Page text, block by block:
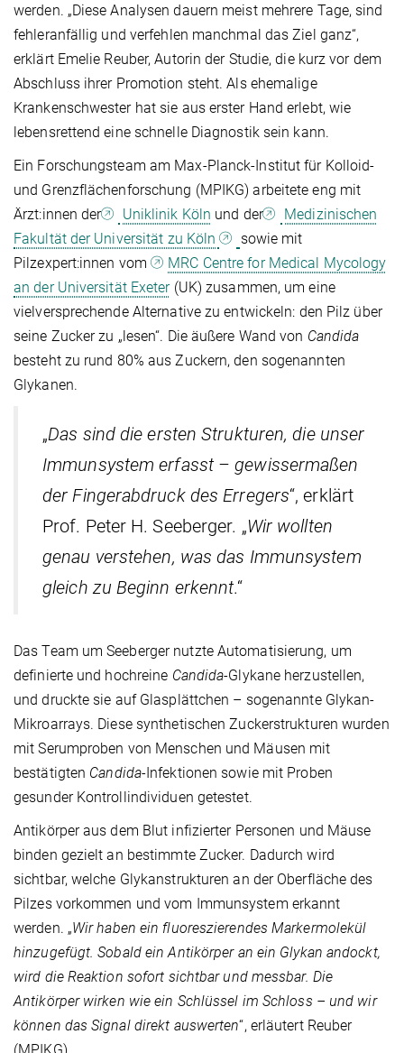
werden. „Diese Analysen dauern meist mehrere Tage, sind
fehleranfällig und verfehlen manchmal das Ziel ganz“,
erklärt Emelie Reuber, Autorin der Studie, die kurz vor dem
Abschluss ihrer Promotion steht. Als ehemalige
Krankenschwester hat sie aus erster Hand erlebt, wie
lebensrettend eine schnelle Diagnostik sein kann.
Ein Forschungsteam am Max-Planck-Institut für Kolloid-
und Grenzflächenforschung (MPIKG) arbeitete eng mit
Ärzt:innender Uniklinik Köln und der
Medizinischen
Fakultät der Universität zu Köln
sowie mit
Pilzexpert:innen vom
MRC Centre for Medical Mycology
an der Universität Exeter(UK) zusammen, um eine
vielversprechende Alternative zu entwickeln: den Pilz über
seine Zucker zu „lesen“. Die äußere Wand von Candida
besteht zu rund 80% aus Zuckern, den sogenannten
Glykanen.
„Das sind die ersten Strukturen, die unser
Immunsystem erfasst – gewissermaßen
der Fingerabdruck des Erregers“, erklärt
Prof. Peter H. Seeberger. „Wir wollten
genau verstehen, was das Immunsystem
gleich zu Beginn erkennt.“
Das Team um Seeberger nutzte Automatisierung, um
definierte und hochreine Candida-Glykane herzustellen,
und druckte sie auf Glasplättchen – sogenannte Glykan-
Mikroarrays. Diese synthetischen Zuckerstrukturen wurden
mit Serumproben von Menschen und Mäusen mit
bestätigten Candida-Infektionen sowie mit Proben
gesunder Kontrollindividuen getestet.
Antikörper aus dem Blut infizierter Personen und Mäuse
binden gezielt an bestimmte Zucker. Dadurch wird
sichtbar, welche Glykanstrukturen an der Oberfläche des
Pilzes vorkommen und vom Immunsystem erkannt
werden. „Wir haben ein fluoreszierendes Markermolekül
hinzugefügt. Sobald ein Antikörper an ein Glykan andockt,
wird die Reaktion sofort sichtbar und messbar. Die
Antikörper wirken wie ein Schlüssel im Schloss – und wir
können das Signal direkt auswerten“, erläutert Reuber